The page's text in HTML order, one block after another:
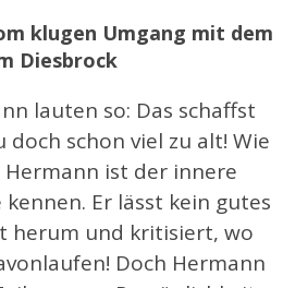
klugen Umgang mit dem
Diesbrock
lauten so: Das schaffst
schon viel zu alt! Wie
ist der innere
Er lässt kein gutes
herum und kritisiert, wo
Doch Hermann